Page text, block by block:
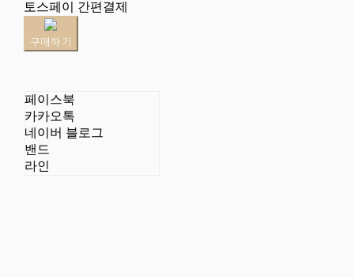
토스페이 간편결제
구매하기
페이스북
카카오톡
네이버 블로그
밴드
라인